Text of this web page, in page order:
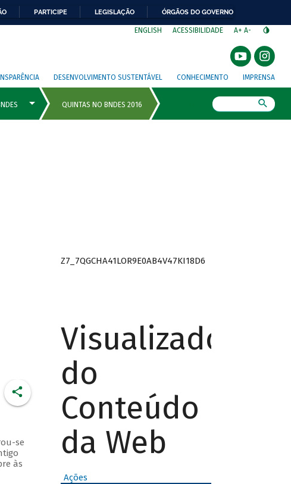
PARTICIPE LEGISLAÇÃO ÓRGÃOS DO GOVERNO
ENGLISH ACESSIBILIDADE A+ A-
DESENVOLVIMENTO SUSTENTÁVEL CONHECIMENTO IMPRENSA
se
às
Z7_7QGCHA41LOR9E0AB4V47KI18D6
Visualizador
do
Conteúdo
da Web
Ações